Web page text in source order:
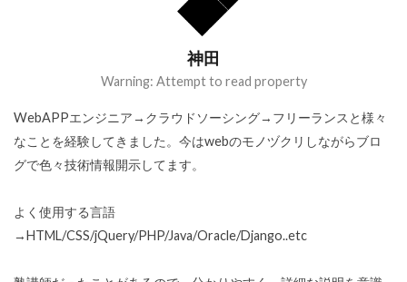
神田
Warning: Attempt to read property
WebAPPエンジニア→クラウドソーシング→フリーランスと様々
なことを経験してきました。今はwebのモノヅクリしながらブロ
グで色々技術情報開示してます。
よく使用する言語
→HTML/CSS/jQuery/PHP/Java/Oracle/Django..etc